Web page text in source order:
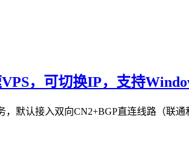
，可切换IP，支持
默认接入双向CN2+BGP直连线路（联